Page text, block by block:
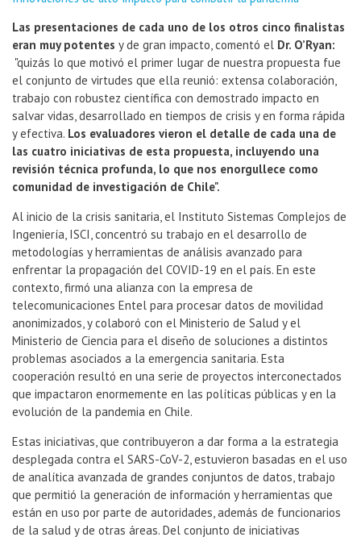
Las presentaciones de cada uno de los otros cinco finalistas
eran muy potentes y de gran impacto, comentó el Dr. O’Ryan:
"quizás lo que motivó el primer lugar de nuestra propuesta fue
el conjunto de virtudes que ella reunió: extensa colaboración,
trabajo con robustez científica con demostrado impacto en
salvar vidas, desarrollado en tiempos de crisis y en forma rápida
y efectiva. Los evaluadores vieron el detalle de cada una de
las cuatro iniciativas de esta propuesta, incluyendo una
revisión técnica profunda, lo que nos enorgullece como
comunidad de investigación de Chile".
Al inicio de la crisis sanitaria, el Instituto Sistemas Complejos de
Ingeniería, ISCI, concentró su trabajo en el desarrollo de
metodologías y herramientas de análisis avanzado para
enfrentar la propagación del COVID-19 en el país. En este
contexto, firmó una alianza con la empresa de
telecomunicaciones Entel para procesar datos de movilidad
anonimizados, y colaboró con el Ministerio de Salud y el
Ministerio de Ciencia para el diseño de soluciones a distintos
problemas asociados a la emergencia sanitaria. Esta
cooperación resultó en una serie de proyectos interconectados
que impactaron enormemente en las políticas públicas y en la
evolución de la pandemia en Chile.
Estas iniciativas, que contribuyeron a dar forma a la estrategia
desplegada contra el SARS-CoV-2, estuvieron basadas en el uso
de analítica avanzada de grandes conjuntos de datos, trabajo
que permitió la generación de información y herramientas que
están en uso por parte de autoridades, además de funcionarios
de la salud y de otras áreas. Del conjunto de iniciativas